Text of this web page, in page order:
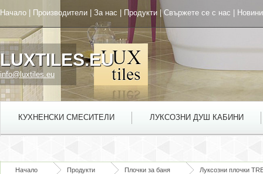
Начало Производители За нас Продукти |Свържете се с нас Новини
LUXTILES.EU
info@luxtiles.eu
КУХНЕНСКИ СМЕСИТЕЛИ ЛУКСОЗНИ ДУШ КАБИНИ
Начало Продукти Плочки за баня Луксозни плочки